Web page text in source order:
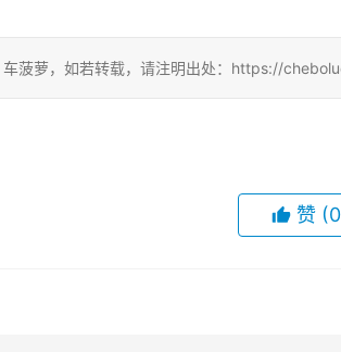
车菠萝，如若转载，请注明出处：https://
赞